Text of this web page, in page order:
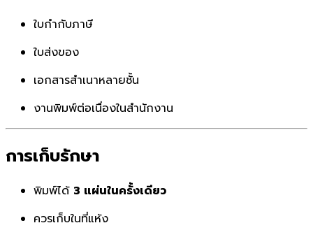
ใบกำกับภาษี
ใบส่งของ
เอกสารสำเนาหลายชั้น
งานพิมพ์ต่อเนื่องในสำนักงาน
การเก็บรักษา
พิมพ์ได้ 3 แผ่นในครั้งเดียว
ควรเก็บในที่แห้ง